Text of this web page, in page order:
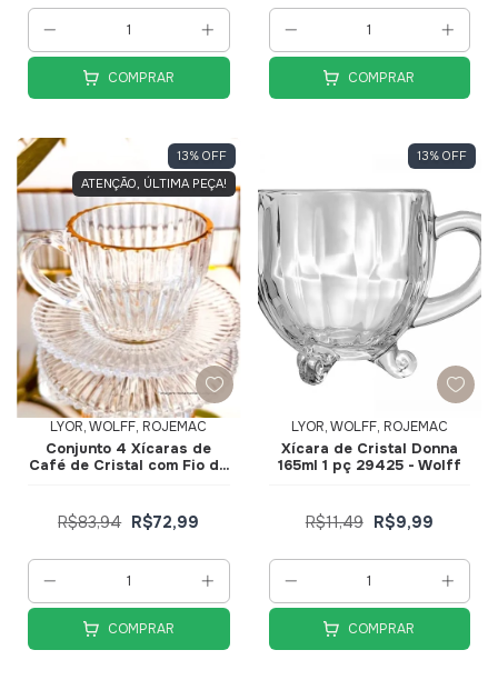
COMPRAR COMPRAR
13% OFF
ATENÇÃO, ÚLTIMA PEÇA!
LYOR, WOLFF, ROJEMAC
Conjunto 4 Xícaras de
Café de Cristal com Fio de
R$83,94 R$72,99
COMPRAR
13% OFF
LYOR, WOLFF, ROJEMAC
Xícara de Cristal Donna
165ml 1 pç 29425 - Wolff
R$11,49 R$9,99
COMPRAR